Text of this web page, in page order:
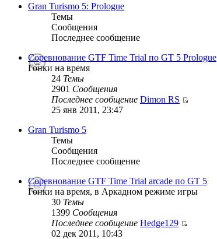
Gran Turismo 5: Prologue
Темы
Сообщения
Последнее сообщение
Соревнование GTF Time Trial по GT 5 Prologue
Гонки на время
24 Темы
2901 Сообщения
Последнее сообщение Dimon RS
25 янв 2011, 23:47
Gran Turismo 5
Темы
Сообщения
Последнее сообщение
Соревнование GTF Time Trial arcade по GT 5
Гонки на время, в Аркадном режиме игры
30 Темы
1399 Сообщения
Последнее сообщение Hedge129
02 дек 2011, 10:43